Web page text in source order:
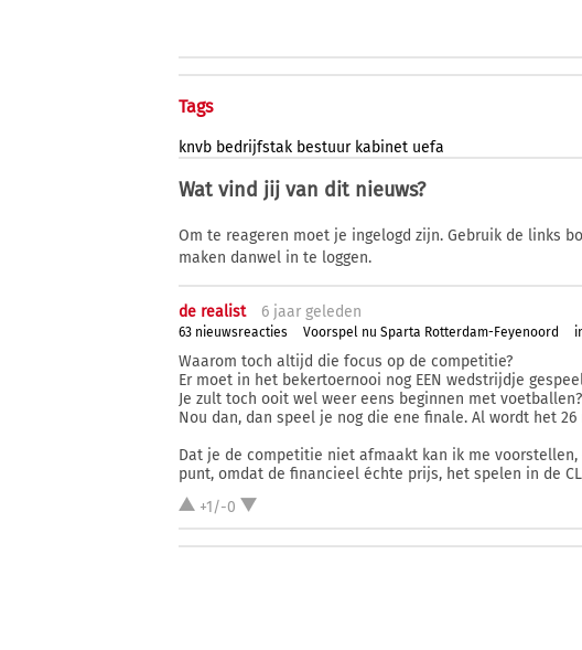
Tags
knvb bedrijfstak bestuur kabinet uefa
Wat vind jij van dit nieuws?
Om te reageren moet je ingelogd zijn. Gebruik de links
maken danwel in te loggen.
de realist 6 jaar geleden
63 nieuwsreacties Voorspel nu Sparta Rotterdam-Feyenoord
Waarom toch altijd die focus op de competitie?
Er moet in het bekertoernooi nog EEN wedstrijdje
Je zult toch ooit wel weer eens beginnen met voetballen?
Nou dan, dan speel je nog die ene finale. Al wordt het 26
Dat je de competitie niet afmaakt kan ik me
punt, omdat de financieel échte prijs, het spelen in de
+1/-0